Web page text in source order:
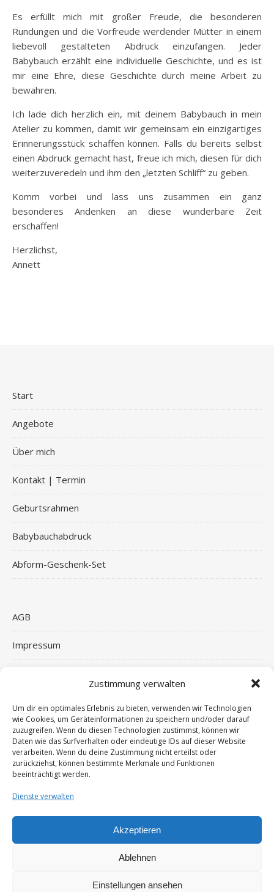
Zustimmung verwalten
Um dir ein optimales Erlebnis zu bieten, verwenden wir Technologien
wie Cookies, um Geräteinformationen zu speichern und/oder darauf
zuzugreifen. Wenn du diesen Technologien zustimmst, können wir
Daten wie das Surfverhalten oder eindeutige IDs auf dieser Website
verarbeiten. Wenn du deine Zustimmung nicht erteilst oder
zurückziehst, können bestimmte Merkmale und Funktionen
beeinträchtigt werden.
Dienste verwalten
Akzeptieren
Ablehnen
Einstellungen ansehen
Es erfüllt mich mit großer Freude, die besonderen
Rundungen und die Vorfreude werdender Mütter in einem
liebevoll gestalteten Abdruck einzufangen. Jeder
Babybauch erzählt eine individuelle Geschichte, und es ist
mir eine Ehre, diese Geschichte durch meine Arbeit zu
bewahren.
Ich lade dich herzlich ein, mit deinem Babybauch in mein
Atelier zu kommen, damit wir gemeinsam ein einzigartiges
Erinnerungsstück schaffen können. Falls du bereits selbst
einen Abdruck gemacht hast, freue ich mich, diesen für dich
weiterzuveredeln und ihm den „letzten Schliff“ zu geben.
Komm vorbei und lass uns zusammen ein ganz
besonderes Andenken an diese wunderbare Zeit
erschaffen!
Herzlichst,
Annett
Start
Angebote
Über mich
Kontakt | Termin
Geburtsrahmen
Babybauchabdruck
Abform-Geschenk-Set
AGB
Impressum
Datenschutzerklärung
Cookie-Richtlinie (EU)
Kontakt | Termin